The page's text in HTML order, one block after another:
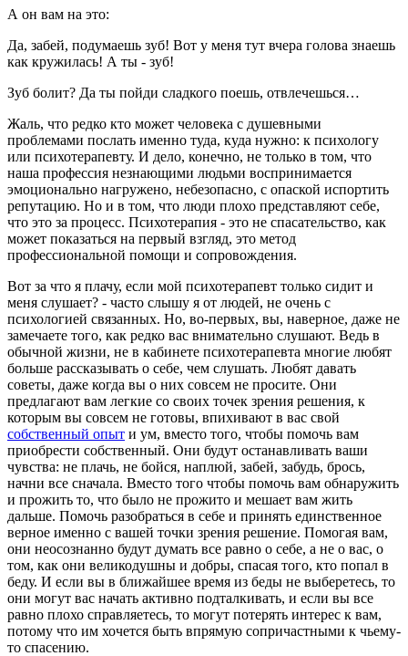
А он вам на это:
Да, забей, подумаешь зуб! Вот у меня тут вчера голова знаешь
как кружилась! А ты - зуб!
Зуб болит? Да ты пойди сладкого поешь, отвлечешься…
Жаль, что редко кто может человека с душевными
проблемами послать именно туда, куда нужно: к психологу
или психотерапевту. И дело, конечно, не только в том, что
наша профессия незнающими людьми воспринимается
эмоционально нагружено, небезопасно, с опаской испортить
репутацию. Но и в том, что люди плохо представляют себе,
что это за процесс. Психотерапия - это не спасательство, как
может показаться на первый взгляд, это метод
профессиональной помощи и сопровождения.
Вот за что я плачу, если мой психотерапевт только сидит и
меня слушает? - часто слышу я от людей, не очень с
психологией связанных. Но, во-первых, вы, наверное, даже не
замечаете того, как редко вас внимательно слушают. Ведь в
обычной жизни, не в кабинете психотерапевта многие любят
больше рассказывать о себе, чем слушать. Любят давать
советы, даже когда вы о них совсем не просите. Они
предлагают вам легкие со своих точек зрения решения, к
которым вы совсем не готовы, впихивают в вас свой
собственный опыт и ум, вместо того, чтобы помочь вам
приобрести собственный. Они будут останавливать ваши
чувства: не плачь, не бойся, наплюй, забей, забудь, брось,
начни все сначала. Вместо того чтобы помочь вам обнаружить
и прожить то, что было не прожито и мешает вам жить
дальше. Помочь разобраться в себе и принять единственное
верное именно с вашей точки зрения решение. Помогая вам,
они неосознанно будут думать все равно о себе, а не о вас, о
том, как они великодушны и добры, спасая того, кто попал в
беду. И если вы в ближайшее время из беды не выберетесь, то
они могут вас начать активно подталкивать, и если вы все
равно плохо справляетесь, то могут потерять интерес к вам,
потому что им хочется быть впрямую сопричастными к чьему-
то спасению.